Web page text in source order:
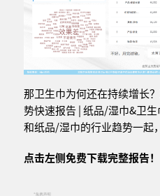
那卫生巾为何还在持续增长
势快速报告 | 纸品/湿巾&卫生
和纸品/湿巾的行业趋势一起
点击左侧免费下载完整报告！